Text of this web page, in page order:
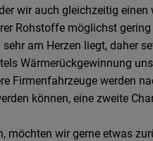
wir auch gleichzeitig
Rohstoffe möglichst
am Herzen liegt, daher
Wärmerückgewinnung
Firmenfahrzeuge werden
können, eine zweite
möchten wir gerne etwas